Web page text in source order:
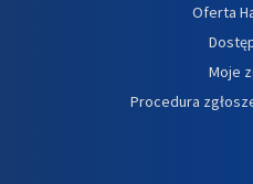
Oferta
Moje
Procedura